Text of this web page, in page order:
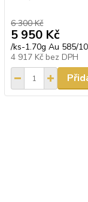
6 300 Kč
5 950 Kč
/ks-1.70g Au 585/
4 917 Kč bez DPH